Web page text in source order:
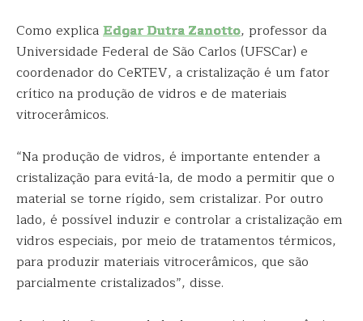
Como explicaEdgar Dutra Zanotto, professor da
Universidade Federal de São Carlos (UFSCar) e
coordenador do CeRTEV, a cristalização é um fator
crítico na produção de vidros e de materiais
vitrocerâmicos.
“Na produção de vidros, é importante entender a
cristalização para evitá-la, de modo a permitir que o
material se torne rígido, sem cristalizar. Por outro
lado, é possível induzir e controlar a cristalização em
vidros especiais, por meio de tratamentos térmicos,
para produzir materiais vitrocerâmicos, que são
parcialmente cristalizados”, disse.